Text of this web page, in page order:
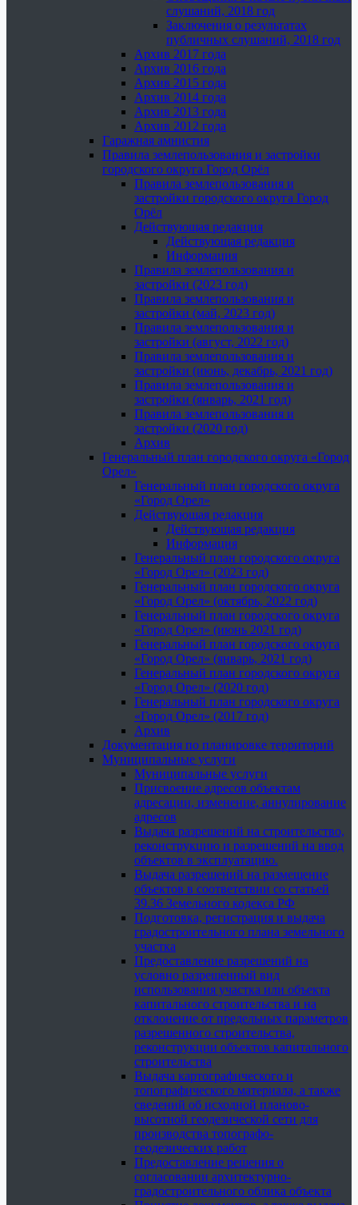
слушаний, 2018 год
Заключения о результатах
публичных слушаний, 2018 год
Архив 2017 года
Архив 2016 года
Архив 2015 года
Архив 2014 года
Архив 2013 года
Архив 2012 года
Гаражная амнистия
Правила землепользования и застройки
городского округа Город Орёл
Правила землепользования и
застройки городского округа Город
Орёл
Действующая редакция
Действующая редакция
Информация
Правила землепользования и
застройки (2023 год)
Правила землепользования и
застройки (май, 2023 год)
Правила землепользования и
застройки (август, 2022 год)
Правила землепользования и
застройки (июнь, декабрь, 2021 год)
Правила землепользования и
застройки (январь, 2021 год)
Правила землепользования и
застройки (2020 год)
Архив
Генеральный план городского округа «Город
Орел»
Генеральный план городского округа
«Город Орел»
Действующая редакция
Действующая редакция
Информация
Генеральный план городского округа
«Город Орел» (2023 год)
Генеральный план городского округа
«Город Орел» (октябрь, 2022 год)
Генеральный план городского округа
«Город Орел» (июнь 2021 год)
Генеральный план городского округа
«Город Орел» (январь, 2021 год)
Генеральный план городского округа
«Город Орел» (2020 год)
Генеральный план городского округа
«Город Орел» (2017 год)
Архив
Документация по планировке территорий
Муниципальные услуги
Муниципальные услуги
Присвоение адресов объектам
адресации, изменение, аннулирование
адресов
Выдача разрешений на строительство,
реконструкцию и разрешений на ввод
объектов в эксплуатацию.
Выдача разрешений на размещение
объектов в соответствии со статьей
39.36 Земельного кодекса РФ
Подготовка, регистрация и выдача
градостроительного плана земельного
участка
Предоставление разрешений на
условно разрешенный вид
использования участка или объекта
капитального строительства и на
отклонение от предельных параметров
разрешенного строительства,
реконструкции объектов капитального
строительства
Выдача картографического и
топографического материала, а также
сведений об исходной планово-
высотной геодезической сети для
производства топографо-
геодезических работ
Предоставление решения о
согласовании архитектурно-
градостроительного облика объекта